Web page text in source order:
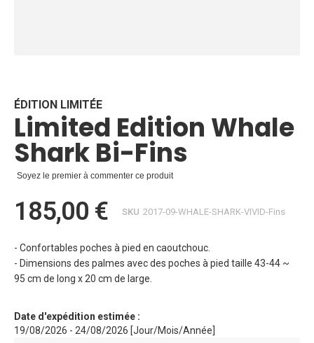
beginning
of
the
images
gallery
ÉDITION LIMITÉE
Limited Edition Whale
Shark Bi-Fins
Soyez le premier à commenter ce produit
185,00 € SKU 2017-09-WHALE-SHARK-VIVID-Fins
- Confortables poches à pied en caoutchouc.
- Dimensions des palmes avec des poches à pied taille 43-44 ~
95 cm de long x 20 cm de large.
Date d'expédition estimée :
19/08/2026 - 24/08/2026 [Jour/Mois/Année]